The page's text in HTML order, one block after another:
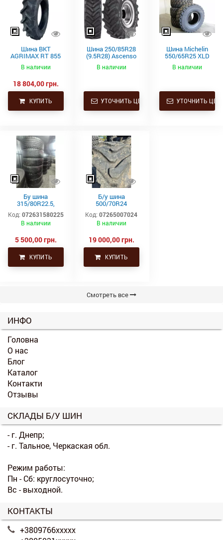
Шина BKT
AGRIMAX RT 855
250/85R28
112A8/112B TL
Украине
В наличии
18 804,00 грн.
КУПИТЬ
Шина 250/85R28
(9.5R28) Ascenso
TDR 850 112D TL
В наличии
УТОЧНИТЬ ЦЕНУ
Шина Michelin
550/65R25 XLD
182A2 L3 TL
В наличии
УТОЧНИТЬ
Бу шина
315/80R22.5,
315/80Р22.5,
315х80R22.5,
315.80R22.5
ведущая
Код: 072631580225
В наличии
5 500,00 грн.
КУПИТЬ
Б/у шина
500/70R24
(19.5L24)
Trelleborg
Код: 07265007024
В наличии
19 000,00 грн.
КУПИТЬ
Смотреть все
ИНФО
Головна
О нас
Блог
Каталог
Контакти
Отзывы
СКЛАДЫ Б/У ШИН
- г. Днепр;
- г. Тальное, Черкаская обл.
Режим работы:
Пн - Сб: круглосуточно;
Вс - выходной.
КОНТАКТЫ
+3809766xxxxx